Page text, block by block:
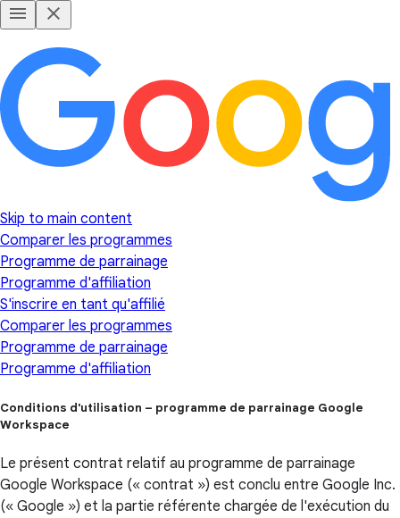
Skip to main content
Comparer les programmes
Programme de parrainage
Programme d'affiliation
S'inscrire en tant qu'affilié
Comparer les programmes
Programme de parrainage
Programme d'affiliation
Conditions d'utilisation – programme de parrainage Google
Workspace
Le présent contrat relatif au programme de parrainage
Google Workspace (« contrat ») est conclu entre Google Inc.
(« Google ») et la partie référente chargée de l'exécution du